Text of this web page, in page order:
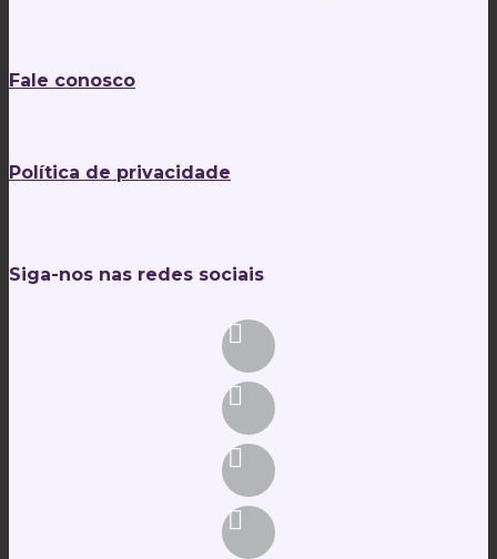
Fale conosco
Política de privacidade
Siga-nos nas redes sociais